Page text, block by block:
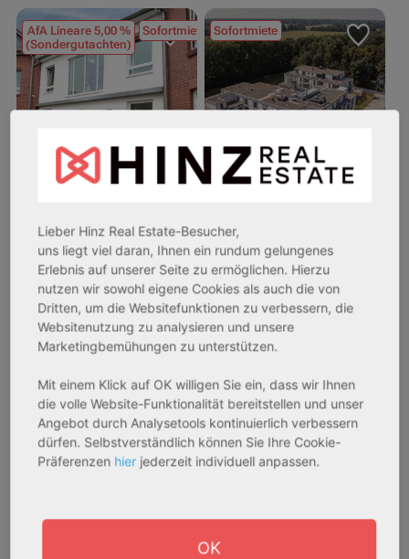
AfA Lineare 5,00 %
(Sondergutachten)
Sofortmiete
Rendite:
3,60 %
Assetklasse:
Pflegeapartment
Objekteigenschaft:
Gesamtfläche:
41,59 m² - 62,15 m²
Gesamtpreis:
233.556,67 € - 349.016,67 €
Sofortmiete
Rendite:
3,50 %
Assetklasse:
Pflegeapartment
Objekteigenschaft:
Gesamtfläche:
50,95 m² - 56,21 m²
Gesamtpreis:
Lieber Hinz Real Estate-Besucher,
uns liegt viel daran, Ihnen ein rundum gelungenes
Erlebnis auf unserer Seite zu ermöglichen. Hierzu
nutzen wir sowohl eigene Cookies als auch die von
Dritten, um die Websitefunktionen zu verbessern, die
Websitenutzung zu analysieren und unsere
Marketingbemühungen zu unterstützen.
Mit einem Klick auf OK willigen Sie ein, dass wir Ihnen
die volle Website-Funktionalität bereitstellen und unser
Angebot durch Analysetools kontinuierlich verbessern
dürfen. Selbstverständlich können Sie Ihre Cookie-
Präferenzen hier jederzeit individuell anpassen.
OK